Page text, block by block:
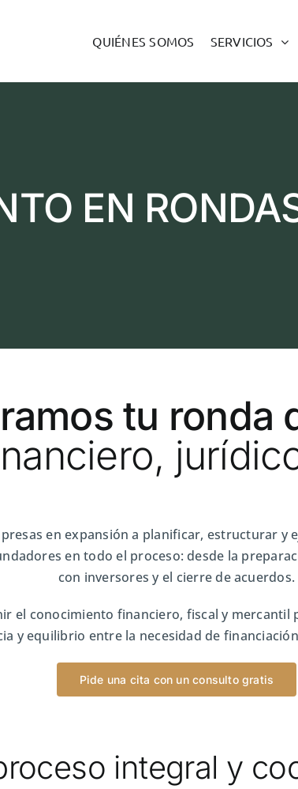
QUIÉNES SOMOS SERVICIOS
EN
tu ronda
en expansión a planificar, estructurar y
en todo el proceso: desde la
con inversores y el cierre de acuerdos.
el conocimiento financiero, fiscal y mercantil
y equilibrio entre la necesidad de
Pide una cita con un consulto gratis
integral y